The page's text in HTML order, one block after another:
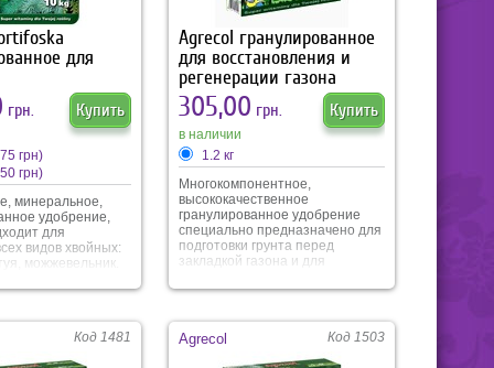
для
грн. Купить
грн)
грн)
минеральное,
удобрение,
для
видов хвойных:
можжевельник.
деревьев и
Специально
состав отвечает
этих растений.
Agrecol гранулированное
для восстановления и
регенерации газона
305,00 грн. Купить
в наличии
1.2 кг
Многокомпонентное,
высококачественное
гранулированное удобрение
специально предназначено для
подготовки грунта перед
закладкой газона и для
Тщательно подобранный состав
развитие травы,
восстанавливает и развивает
Код 1481 Agrecol Код 1503